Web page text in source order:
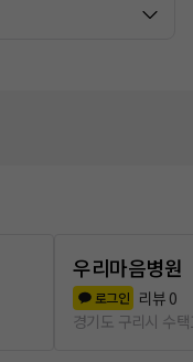
우리마음병원
로그인 리뷰 0
경기도 구리시 수